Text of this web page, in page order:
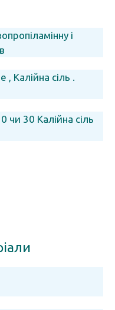
і
Калійна сіль .
чи 30 Калійна сіль